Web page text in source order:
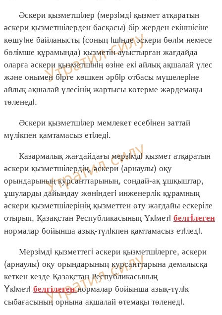
Әскери қызметшiлер (мерзiмдi қызмет атқаратын
әскери қызметшiлерден басқасы) бiр жерден екiншiсiне
көшуiне байланысты (соның iшiнде әскери бөлiм немесе
бөлiмше құрамында) қызметiн ауыстырған жағдайда
оларға әскери қызметшiнiң өзiне екi айлық ақшалай үлес
және онымен бiрге көшкен әрбiр отбасы мүшелерiне
айлық ақшалай үлесiнiң жартысы көтерме жәрдемақы
төленедi.
Әскери қызметшiлер мемлекет есебiнен заттай
мүлiкпен қамтамасыз етiледi.
Казармалық жағдайдағы мерзiмдi қызмет атқаратын
әскери қызметшiлердiң, әскери (арнаулы) оқу
орындарының курсанттарының, сондай-ақ ұшқыштар,
ұшуларды дайындау жөнiндегi инженерлiк құрамның
әскери қызметшiлерiнiң қызметтен өту жағдайы ескерiле
отырып, Қазақстан Республикасының Үкiметi белгiлеген
нормалар бойынша азық-түлiкпен қамтамасыз етiледi.
Мерзiмдi қызметтегi әскери қызметшiлерге, әскери
(арнаулы) оқу орындарының курсанттарына демалысқа
кеткен кезде Қазақстан Республикасының
Yкiметi белгілегеннормалар бойынша азық-түлiк
сыбағасының орнына ақшалай өтемақы төленедi.